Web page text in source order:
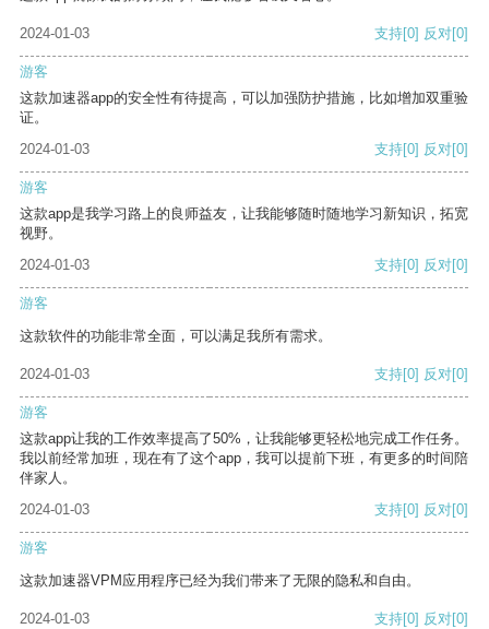
2024-01-03 支持[0] 反对[0]
游客
这款加速器app的安全性有待提高，可以加强防护措施，比如增加双重验
证。
2024-01-03
支持[0] 反对[0]
游客
这款app是我学习路上的良师益友，让我能够随时随地学习新知识，拓宽
视野。
2024-01-03
支持[0] 反对[0]
游客
这款软件的功能非常全面，可以满足我所有需求。
2024-01-03 支持[0] 反对[0]
游客
这款app让我的工作效率提高了50%，让我能够更轻松地完成工作任务。
我以前经常加班，现在有了这个app，我可以提前下班，有更多的时间陪
伴家人。
2024-01-03
支持[0] 反对[0]
游客
这款加速器VPM应用程序已经为我们带来了无限的隐私和自由。
2024-01-03 支持[0] 反对[0]